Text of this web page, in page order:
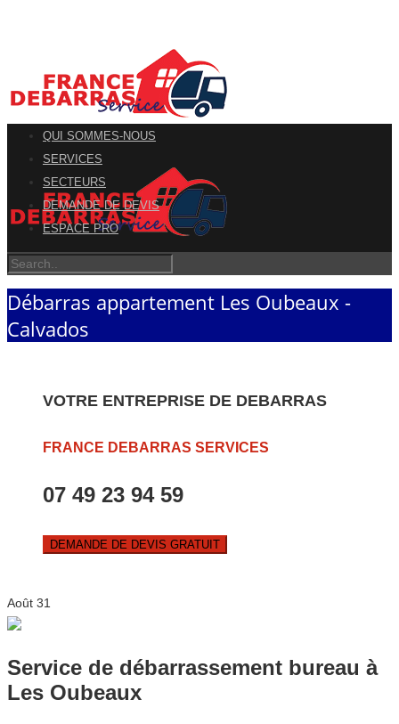
QUI SOMMES-NOUS
SERVICES
SECTEURS
DEMANDE DE DEVIS
ESPACE PRO
Débarras appartement Les Oubeaux -
Calvados
VOTRE ENTREPRISE DE DEBARRAS
FRANCE DEBARRAS SERVICES
07 49 23 94 59
DEMANDE DE DEVIS GRATUIT
Août 31
Service de débarrassement bureau à
Les Oubeaux